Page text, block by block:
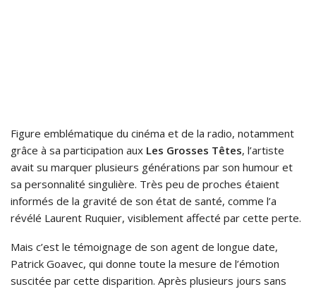
Figure emblématique du cinéma et de la radio, notamment
grâce à sa participation aux Les Grosses Têtes, l’artiste
avait su marquer plusieurs générations par son humour et
sa personnalité singulière. Très peu de proches étaient
informés de la gravité de son état de santé, comme l’a
révélé Laurent Ruquier, visiblement affecté par cette perte.
Mais c’est le témoignage de son agent de longue date,
Patrick Goavec, qui donne toute la mesure de l’émotion
suscitée par cette disparition. Après plusieurs jours sans